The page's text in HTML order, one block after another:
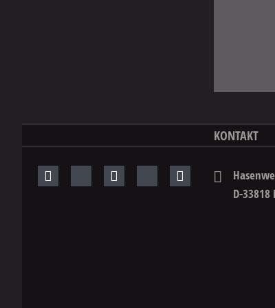
KONTAKT
D-33818